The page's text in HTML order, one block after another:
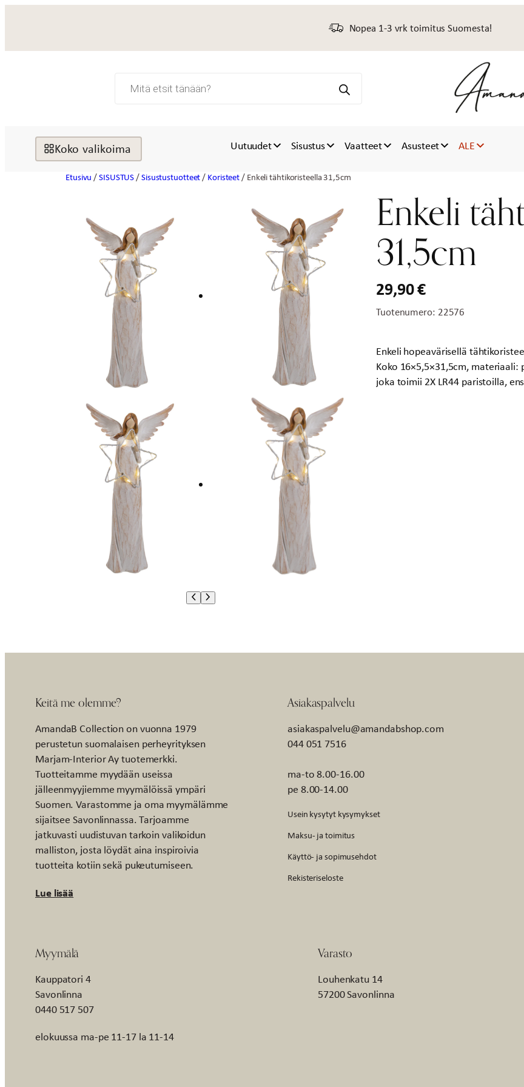
Nopea 1-3 vrk toimitus Suomesta!
search
Koko valikoima Uutuudet Sisustus Vaatteet Asusteet ALE
Etusivu /SISUSTUS/Sisustustuotteet/ Koristeet/ Enkeli tähtikoristeella 31,5cm
Enkeli
31,5cm
29,90€
Tuotenumero: 22576
Enkeli hopeavärisellä
Koko 16×5,5×31,5cm,
joka toimii 2X LR44 paristoilla,
Keitä me olemme?
AmandaB Collection on vuonna 1979
perustetun suomalaisen perheyrityksen
Marjam-Interior Ay tuotemerkki.
Tuotteitamme myydään useissa
jälleenmyyjiemme myymälöissä ympäri
Suomen. Varastomme ja oma myymälämme
sijaitsee Savonlinnassa. Tarjoamme
jatkuvasti uudistuvan tarkoin valikoidun
malliston, josta löydät aina inspiroivia
tuotteita kotiin sekä pukeutumiseen.
Lue lisää
Asiakaspalvelu
asiakaspalvelu@amandabshop.com
044 051 7516
ma-to 8.00-16.00
pe 8.00-14.00
Usein kysytyt kysymykset
Maksu- ja toimitus
Käyttö- ja sopimusehdot
Rekisteriseloste
Myymälä
Kauppatori 4
Savonlinna
0440 517 507
elokuussa ma-pe 11-17 la 11-14
Varasto
Louhenkatu 14
57200 Savonlinna